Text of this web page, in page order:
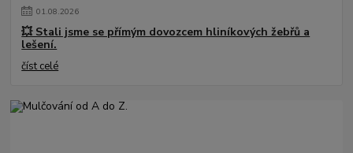
01.08.2026
💥 Stali jsme se přímým dovozcem hliníkových žebřů a
lešení.
číst celé